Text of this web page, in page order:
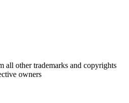
other trademarks and copyrights
owners